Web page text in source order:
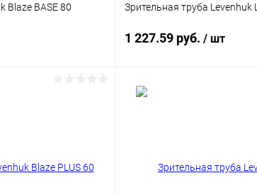
Blaze BASE 80 Зрительная труба Levenhuk
1 227.59 руб. / шт